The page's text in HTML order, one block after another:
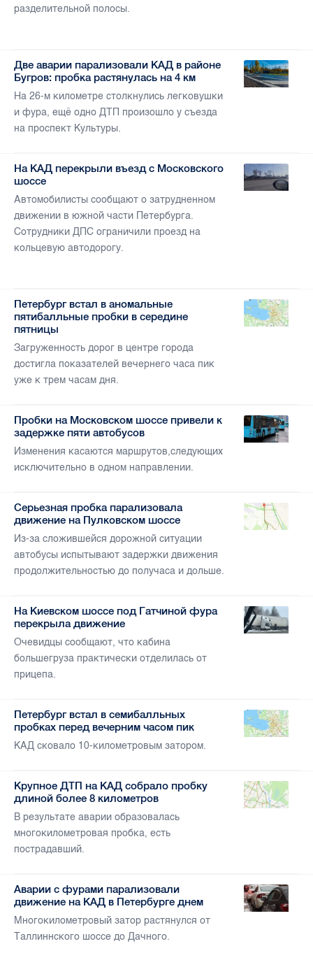
разделительной полосы.
Две аварии парализовали КАД в районе
Бугров: пробка растянулась на 4 км
На 26-м километре столкнулись легковушки
и фура, ещё одно ДТП произошло у съезда
на проспект Культуры.
На КАД перекрыли въезд с Московского
шоссе
Автомобилисты сообщают о затрудненном
движении в южной части Петербурга.
Сотрудники ДПС ограничили проезд на
кольцевую автодорогу.
Петербург встал в аномальные
пятибалльные пробки в середине
пятницы
Загруженность дорог в центре города
достигла показателей вечернего часа пик
уже к трем часам дня.
Пробки на Московском шоссе привели к
задержке пяти автобусов
Изменения касаются маршрутов,следующих
исключительно в одном направлении.
Серьезная пробка парализовала
движение на Пулковском шоссе
Из-за сложившейся дорожной ситуации
автобусы испытывают задержки движения
продолжительностью до получаса и дольше.
На Киевском шоссе под Гатчиной фура
перекрыла движение
Очевидцы сообщают, что кабина
большегруза практически отделилась от
прицепа.
Петербург встал в семибалльных
пробках перед вечерним часом пик
КАД сковало 10-километровым затором.
Крупное ДТП на КАД собрало пробку
длиной более 8 километров
В результате аварии образовалась
многокилометровая пробка, есть
пострадавший.
Аварии с фурами парализовали
движение на КАД в Петербурге днем
Многокилометровый затор растянулся от
Таллиннского шоссе до Дачного.